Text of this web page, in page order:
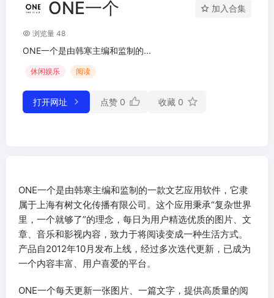
ONE一个 加入合集
浏览量 48
ONE一个是由韩寒主编和监制的...
休闲娱乐 阅读
打开网址 点赞 0 收藏 0
ONE一个是由韩寒主编和监制的一款文艺应用软件，它隶
属于上海有树文化传播有限公司。这个应用秉承“复杂世界
里，一个就够了”的理念，每日为用户精选优质的图片、文
章、音乐和影视内容，致力于将阅读变成一种生活方式。
产品自2012年10月发布上线，经过多次迭代更新，已成为
一个内容丰富、用户喜爱的平台。
ONE一个每天更新一张图片、一篇文字，提供高质量的阅